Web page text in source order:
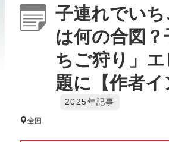
子連れでい
は何の合図
ちご狩り」
題に【作者
2025年記事
全国